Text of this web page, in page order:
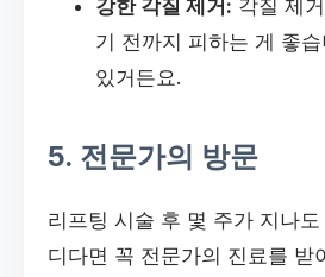
강한 각질 제거: 각질 제
기 전까지 피하는 게 좋
있거든요.
5. 전문가의 방문
리프팅 시술 후 몇 주가 지나
디다면 꼭 전문가의 진료를 받